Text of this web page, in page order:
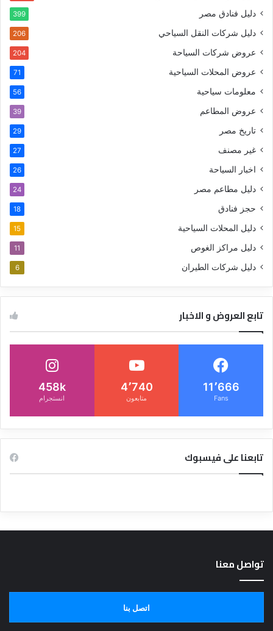
دليل فنادق مصر 399
دليل شركات النقل السياحي 206
عروض شركات السياحة 204
عروض المحلات السياحية 71
معلومات سياحية 56
عروض المطاعم 39
تاريخ مصر 29
غير مصنف 27
اخبار السياحة 26
دليل مطاعم مصر 24
حجز فنادق 18
دليل المحلات السياحية 15
دليل مراكز الغوص 11
دليل شركات الطيران 6
تابع العروض و الاخبار
11٬666
Fans
4٬740
متابعون
458k
انستجرام
تابعنا على فيسبوك
تواصل معنا
اتصل بنا